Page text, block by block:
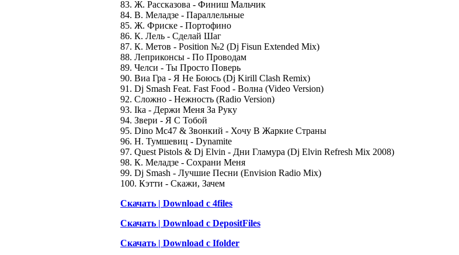
83. Ж. Рассказова - Финиш Мальчик
84. В. Меладзе - Параллельные
85. Ж. Фриске - Портофино
86. К. Лель - Сделай Шаг
87. К. Метов - Position №2 (Dj Fisun Extended Mix)
88. Леприконсы - По Проводам
89. Челси - Ты Просто Поверь
90. Виа Гра - Я Не Боюсь (Dj Kirill Clash Remix)
91. Dj Smash Feat. Fast Food - Волна (Video Version)
92. Сложно - Нежность (Radio Version)
93. Ika - Держи Меня За Руку
94. Звери - Я С Тобой
95. Dino Mc47 & Звонкий - Хочу В Жаркие Страны
96. Н. Тумшевиц - Dynamite
97. Quest Pistols & Dj Elvin - Дни Гламура (Dj Elvin Refresh Mix 2008)
98. К. Меладзе - Сохрани Меня
99. Dj Smash - Лучшие Песни (Envision Radio Mix)
100. Кэтти - Скажи, Зачем
Скачать | Download c 4files
Скачать | Download c DepositFiles
Скачать | Download c Ifolder